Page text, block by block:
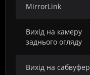
MirrorLink
Вихід на камеру
заднього огляду
Вихід на сабвуфер